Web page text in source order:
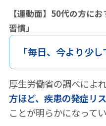
【運動面】50代の方に
習慣」
「毎日、今より少
厚生労働省の調べによれ
方ほど、疾患の発症リ
ことが明らかになってい